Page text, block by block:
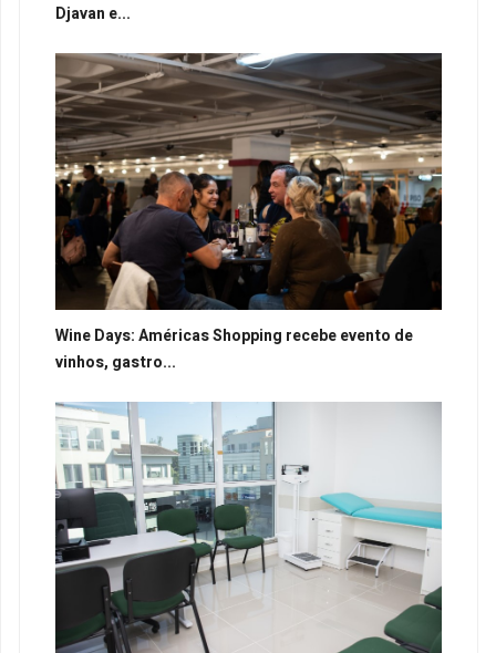
Djavan e...
Wine Days: Américas Shopping recebe evento de
vinhos, gastro...